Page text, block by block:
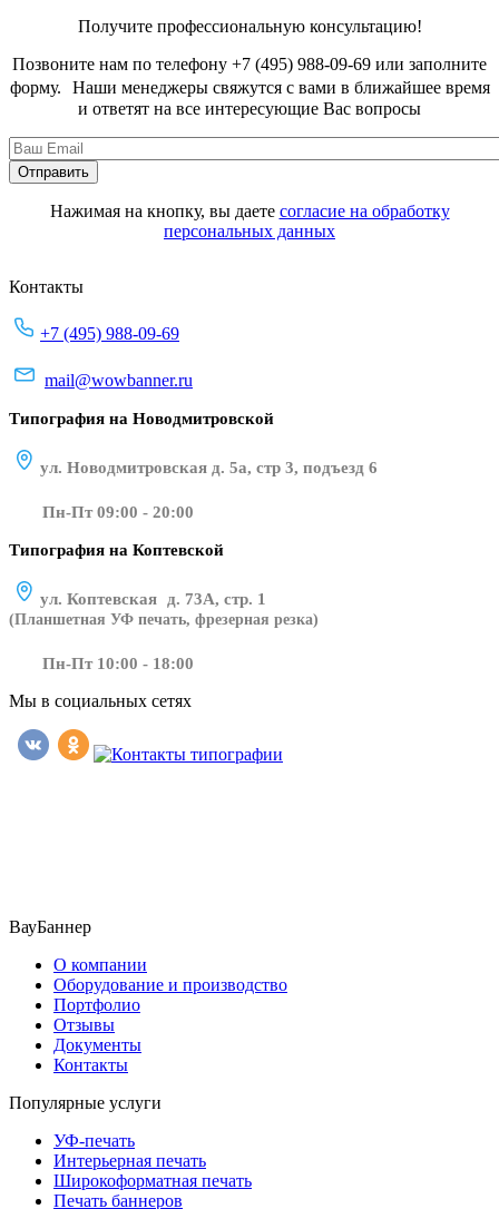
Получите профессиональную консультацию!
Позвоните нам по телефону +7 (495) 988-09-69 или заполните
форму. Наши менеджеры свяжутся с вами в ближайшее время
и ответят на все интересующие Вас вопросы
Нажимая на кнопку, вы даете согласие на обработку
персональных данных
Контакты
+7 (495) 988-09-69
mail@wowbanner.ru
Типография на Новодмитровской
ул. Новодмитровская д. 5а, стр 3, подъезд 6
Пн-Пт 09:00 - 20:00
Типография на Коптевской
ул. Коптевская д. 73А, стр. 1
(Планшетная УФ печать, фрезерная резка)
Пн-Пт 10:00 - 18:00
Мы в социальных сетях
ВауБаннер
О компании
Оборудование и производство
Портфолио
Отзывы
Документы
Контакты
Популярные услуги
УФ-печать
Интерьерная печать
Широкоформатная печать
Печать баннеров